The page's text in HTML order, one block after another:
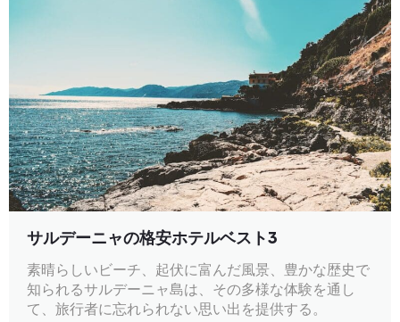
サルデーニャの格安ホテルベスト3
素晴らしいビーチ、起伏に富んだ風景、豊かな歴史で
知られるサルデーニャ島は、その多様な体験を通し
て、旅行者に忘れられない思い出を提供する。